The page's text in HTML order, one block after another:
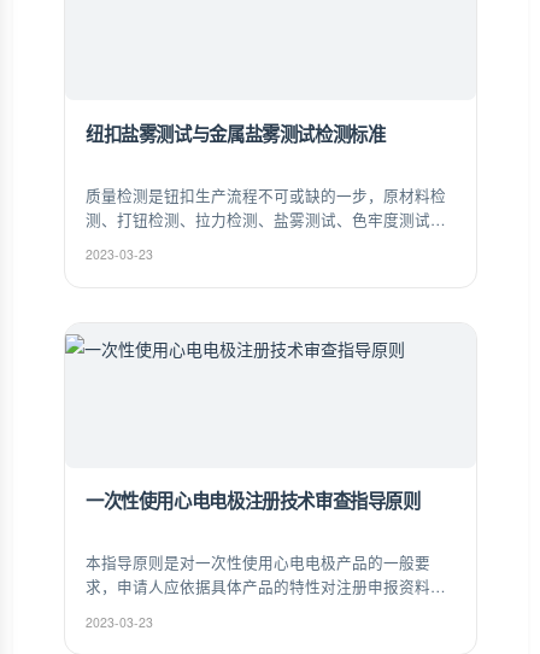
纽扣盐雾测试与金属盐雾测试检测标准
质量检测是钮扣生产流程不可或缺的一步，原材料检
测、打钮检测、拉力检测、盐雾测试、色牢度测试、
2023-03-23
一次性使用心电电极注册技术审查指导原则
本指导原则是对一次性使用心电电极产品的一般要
求，申请人应依据具体产品的特性对注册申报资料的
性确定其中的具体内容是否适用，若不适用，需具体
2023-03-23